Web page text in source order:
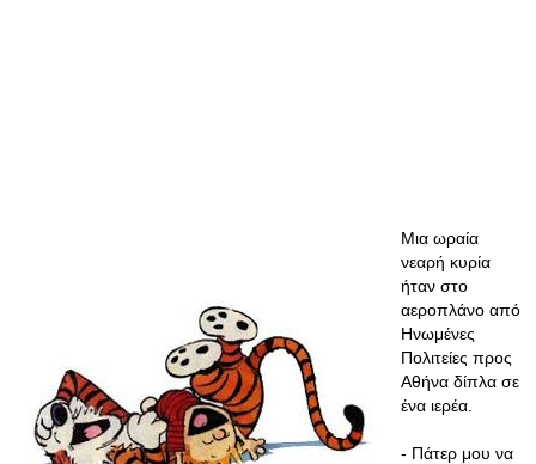
Μια ωραία
νεαρή κυρία
ήταν στο
αεροπλάνο από
Ηνωμένες
Πολιτείες προς
Αθήνα δίπλα σε
ένα ιερέα.
- Πάτερ μου να